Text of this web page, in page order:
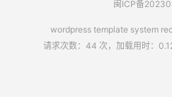
闽ICP备
wordpress template system
请求次数：44 次，加载用时：